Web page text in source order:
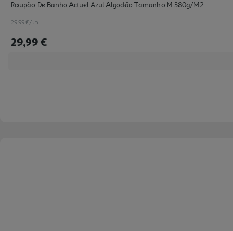
Roupão De Banho Actuel Azul Algodão Tamanho M 380g/m2
29.99 €/un
29,99 €